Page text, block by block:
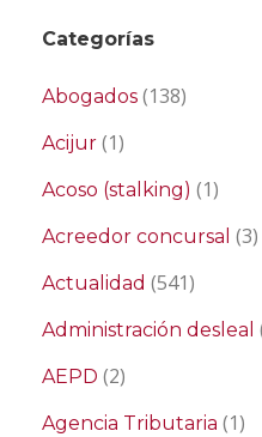
Categorías
Abogados (138)
Acijur (1)
Acoso (stalking) (1)
Acreedor concursal (3)
Actualidad (541)
Administración desleal
AEPD (2)
Agencia Tributaria (1)